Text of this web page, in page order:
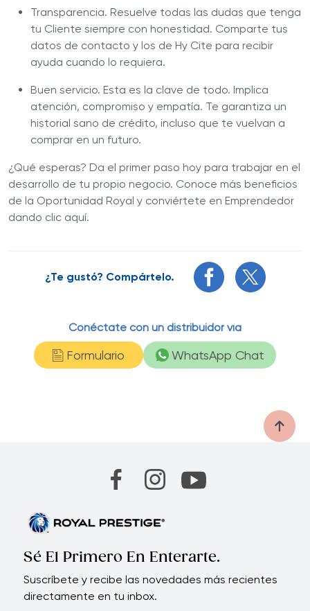
Transparencia. Resuelve todas las dudas que tenga
tu Cliente siempre con honestidad. Comparte tus
datos de contacto y los de Hy Cite para recibir
ayuda cuando lo requiera.
Buen servicio. Esta es la clave de todo. Implica
atención, compromiso y empatía. Te garantiza un
historial sano de crédito, incluso que te vuelvan a
comprar en un futuro.
¿Qué esperas? Da el primer paso hoy para trabajar en el
desarrollo de tu propio negocio. Conoce más beneficios
de la Oportunidad Royal y conviértete en Emprendedor
dando clic aquí.
¿Te gustó? Compártelo.
Conéctate con un distribuidor vía
Formulario WhatsApp Chat
Sé El Primero En Enterarte.
Suscríbete y recibe las novedades más recientes
directamente en tu inbox.